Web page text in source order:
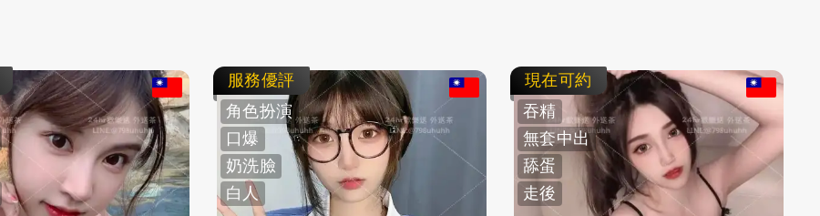
服務優評
角色扮演
口爆
奶洗臉
白人
現在可約
吞精
無套中出
舔蛋
走後